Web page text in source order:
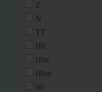
Z
N
TT
H0
H0e
H0m
00